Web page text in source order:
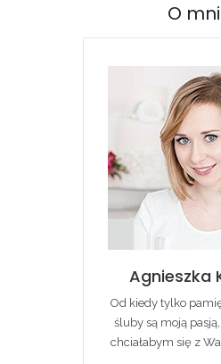
O
Agnieszka
Od kiedy tylko
śluby są moją
chciałabym się z